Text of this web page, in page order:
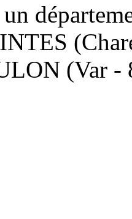
un
(Var